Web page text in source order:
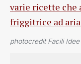
varie ricette che
friggitrice ad
photocredit Facili Idee